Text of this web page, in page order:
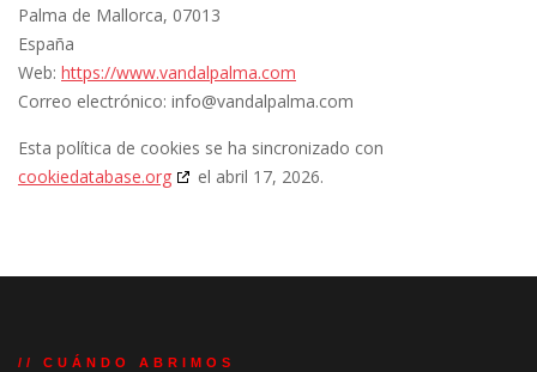
Palma de Mallorca, 07013
España
Web: https://www.vandalpalma.com
Correo electrónico: info@vandalpalma.com
Esta política de cookies se ha sincronizado con
cookiedatabase.org
el abril 17, 2026.
// CUÁNDO ABRIMOS